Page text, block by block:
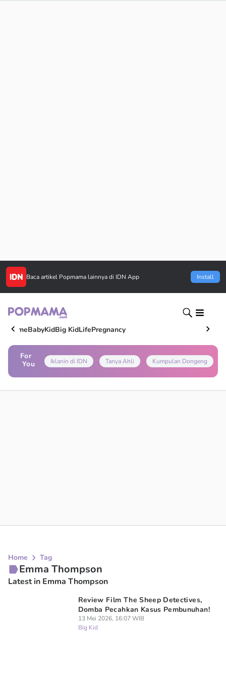
Baca artikel Popmama lainnya di IDN App Install
HomeBabyKidBig KidLifePregnancy
For
You
Iklanin di IDN Tanya Ahli Kumpulan Dongeng
Home Tag
Emma Thompson
Latest in Emma Thompson
Review Film The Sheep Detectives,
Domba Pecahkan Kasus Pembunuhan!
13 Mei 2026, 16:07 WIB
Big Kid